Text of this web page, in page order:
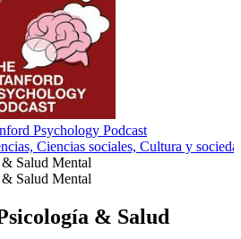
Psychology Podcast
Ciencias sociales, Cultura y
Salud Mental
Salud Mental
& Salud